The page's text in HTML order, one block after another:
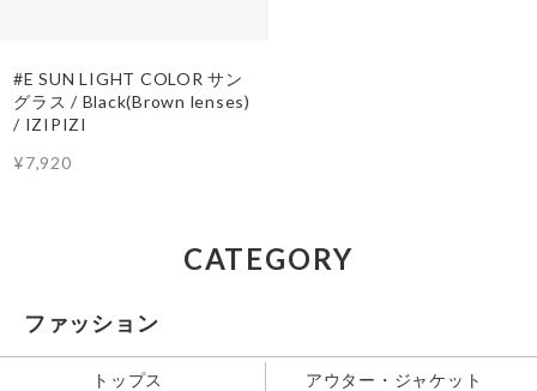
#E SUN LIGHT COLOR サン
グラス / Black(Brown lenses)
/ IZIPIZI
¥7,920
CATEGORY
ファッション
トップス アウター・ジャケット